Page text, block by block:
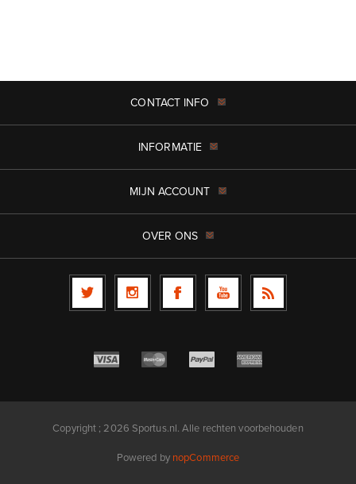
CONTACT INFO
INFORMATIE
MIJN ACCOUNT
OVER ONS
Copyright ; 2026 Sportus.nl. Alle rechten voorbehouden
Powered by nopCommerce